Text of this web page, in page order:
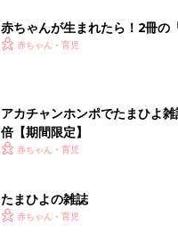
赤ちゃんが生まれたら！2冊の
赤ちゃん・育児
アカチャンホンポでたまひよ
倍【期間限定】
赤ちゃん・育児
たまひよの雑誌
赤ちゃん・育児